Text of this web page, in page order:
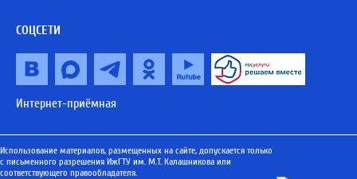
СОЦСЕТИ
Интернет-приёмная
Использование материалов, размещенных на сайте, допускается только
с письменного разрешения ИжГТУ им. М.Т. Калашникова или
соответствующего правообладателя.